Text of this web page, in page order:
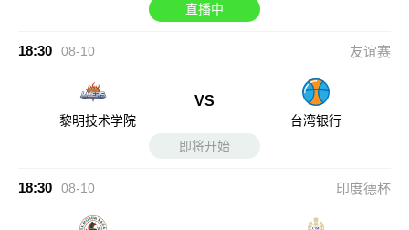
直播中
18:30 08-10 友谊赛
黎明技术学院
VS
台湾银行
即将开始
18:30 08-10 印度德杯